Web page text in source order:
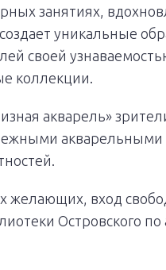
занятиях,
уникальные
своей
коллекции.
акварель»
желающих, вход
Островского